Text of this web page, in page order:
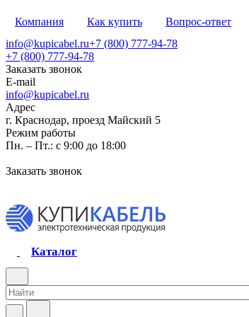
Компания Как купить Вопрос-ответ
info@kupicabel.ru+7 (800) 777-94-78
+7 (800) 777-94-78
Заказать звонок
E-mail
info@kupicabel.ru
Адрес
г. Краснодар, проезд Майский 5
Режим работы
Пн. – Пт.: с 9:00 до 18:00
Заказать звонок
Каталог